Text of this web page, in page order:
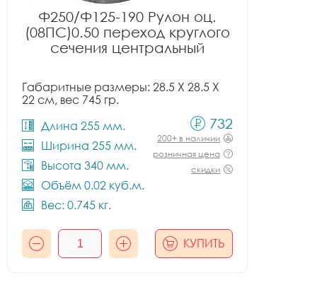
Ф250/Ф125-190 Рулон оц.
(08ПС)0.50 переход круглого
сечения центральный
Габаритные размеры: 28.5 X 28.5 X
22 см, вес 745 гр.
Длина 255 мм.
Ширина 255 мм.
Высота 340 мм.
Объём 0.02 куб.м.
Вес: 0.745 кг.
732
200+ в наличии
розничная цена
скидки
КУПИТЬ